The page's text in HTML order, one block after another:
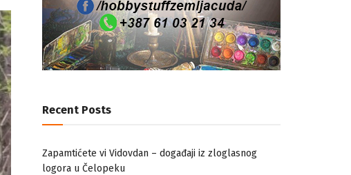
Recent Posts
Zapamtićete vi Vidovdan – događaji iz zloglasnog
logora u Čelopeku